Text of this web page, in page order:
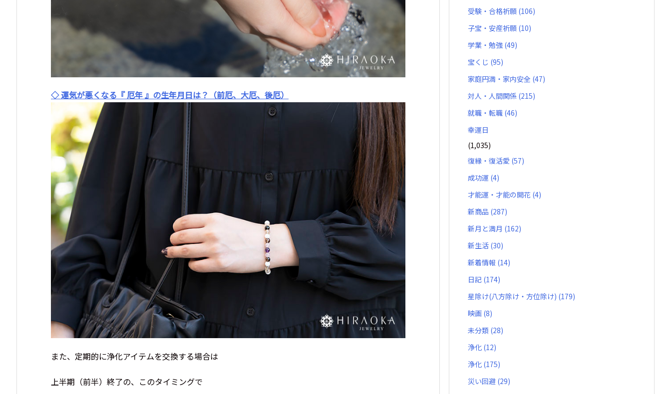
◇ 運気が悪くなる『 厄年 』の生年月日は？（前厄、大厄、後厄）
また、定期的に浄化アイテムを交換する場合は
上半期（前半）終了の、このタイミングで
受験・合格祈願 (106)
子宝・安産祈願 (10)
学業・勉強 (49)
宝くじ (95)
家庭円満・家内安全 (47)
対人・人間関係 (215)
就職・転職 (46)
幸運日
(1,035)
復縁・復活愛 (57)
成功運 (4)
才能運・才能の開花 (4)
新商品 (287)
新月と満月 (162)
新生活 (30)
新着情報 (14)
日記 (174)
星除け(八方除け・方位除け) (179)
映画 (8)
未分類 (28)
浄化 (12)
浄化 (175)
災い回避 (29)